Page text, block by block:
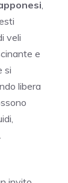
,
veli
e
si
libera